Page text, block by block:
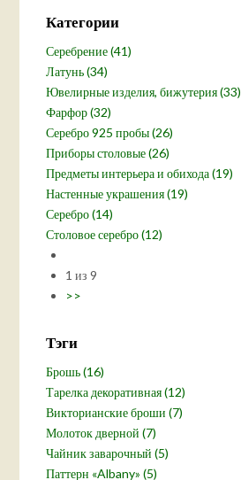
Категории
Серебрение (41)
Латунь (34)
Ювелирные изделия, бижутерия (33)
Фарфор (32)
Серебро 925 пробы (26)
Приборы столовые (26)
Предметы интерьера и обихода (19)
Настенные украшения (19)
Серебро (14)
Столовое серебро (12)
1 из 9
>>
Тэги
Брошь (16)
Тарелка декоративная (12)
Викторианские броши (7)
Молоток дверной (7)
Чайник заварочный (5)
Паттерн «Albany» (5)